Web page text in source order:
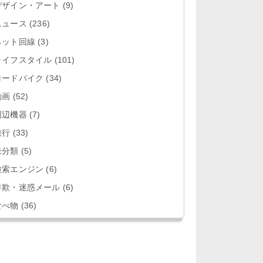
ザイン・アート (9)
ュース (236)
ット回線 (3)
イフスタイル (101)
ードバイク (34)
画 (52)
辺機器 (7)
行 (33)
分類 (5)
索エンジン (6)
欺・迷惑メール (6)
べ物 (36)